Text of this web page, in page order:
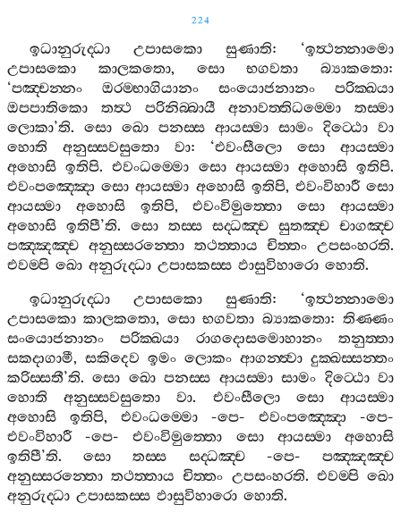
224
ඉධානුරුද‍්ධා උපාසකො සුණාති: ‘ඉත්‍ථන‍්නාමො
උපාසකො
කාලකතො, සො භගවතා බ්‍යාකතො:
‘පඤ‍්චන‍්නං ඔරම‍්භාගියානං සංයොජනානං
පරික‍්ඛයා
ඔපපාතිකො
තත්‍ථ පරිනිබ‍්බායී අනාවත‍්තිධම‍්මො
තස‍්මා
ලොකා’ති. සො ඛො පනස‍්ස ආයස‍්මා සාමං දිට‍්ඨො වා
හොති
අනුස‍්සවසුතො වා: ‘එවංසීලො සො
ආයස‍්මා
අහොසි ඉතිපි.එවංධම‍්මො සො ආයස‍්මා අහොසි ඉතිපි.
එවංපඤ‍්ඤො සො ආයස‍්මා අහොසි ඉතිපි, එවංවිහාරී සො
ආයස‍්මා
අහොසි ඉතිපි,එවංවිමුත‍්තො සො
ආයස‍්මා
අහොසි ඉතිපී’ති. සො තස‍්ස සද‍්ධඤ‍්ච සුතඤ‍්ච චාගඤ‍්ච
පඤ‍්ඤඤ‍්ච අනුස‍්සරන‍්තො තථත‍්තාය චිත‍්තං උපසංහරති.
එවම‍්පි ඛො අනුරුද‍්ධා උපාසකස‍්ස ඵාසුවිහාරො හොති.
ඉධානුරුද‍්ධා
උපාසකො සුණාති: ‘ඉත්‍ථන‍්නාමො
උපාසකො කාලකතො, සො භගවතා බ්‍යාකතො:තිණ‍්ණං
සංයොජනානං
පරික‍්ඛයා රාගදොසමොහානං
තනුත‍්තා
සකදාගාමී, සකිදෙව ඉමං ලොකං ආගන‍්ත්‍වා දුක‍්ඛස‍්සන‍්තං
කරිස‍්සතී’ති.සො ඛො පනස‍්ස ආයස‍්මා සාමං දිට‍්ඨො වා
හොති
අනුස‍්සවසුතො වා. එවංසීලො සො
ආයස‍්මා
අහොසි
ඉතිපි, එවංධම‍්මො -පෙ- එවංපඤ‍්ඤො -පෙ-
එවංවිහාරී-පෙ-එවංවිමුත‍්තො සො ආයස‍්මා
අහොසි
ඉතිපී’ති.සො තස‍්ස සද‍්ධඤ‍්ච-පෙ-පඤ‍්ඤඤ‍්ච
අනුස‍්සරන‍්තො තථත‍්තාය චිත‍්තං උපසංහරති. එවම‍්පි ඛො
අනුරුද‍්ධා උපාසකස‍්ස ඵාසුවිහාරො හොති.